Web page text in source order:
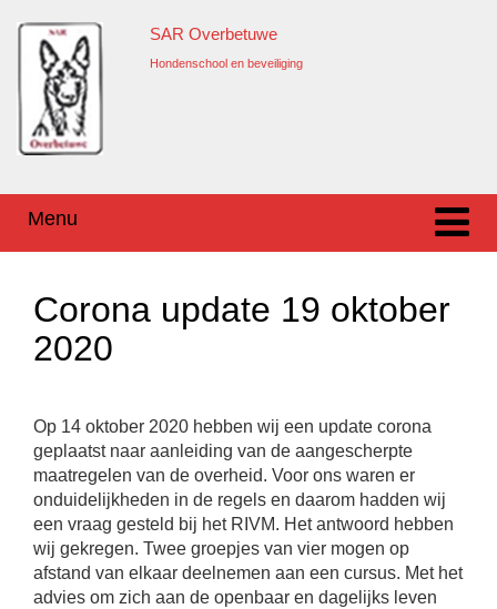
inhoud
hoofdmenu
SAR Overbetuwe
Hondenschool en beveiliging
Menu
Corona update 19 oktober
2020
Op 14 oktober 2020 hebben wij een update corona
geplaatst naar aanleiding van de aangescherpte
maatregelen van de overheid. Voor ons waren er
onduidelijkheden in de regels en daarom hadden wij
een vraag gesteld bij het RIVM. Het antwoord hebben
wij gekregen. Twee groepjes van vier mogen op
afstand van elkaar deelnemen aan een cursus. Met het
advies om zich aan de openbaar en dagelijks leven